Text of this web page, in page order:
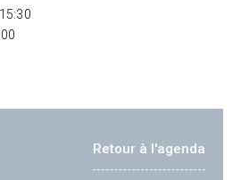
Retour à l'agenda